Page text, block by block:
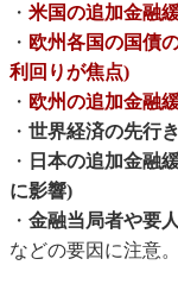
・ 米国の追加金融
・ 欧州各国の国債
利回りが焦点)
・ 欧州の追加金融
・ 世界経済の先行
・ 日本の追加金融
に影響)
・ 金融当局者や要
などの要因に注意。